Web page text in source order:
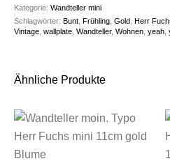
Kategorie:Wandteller mini
Schlagwörter: Bunt Frühling ,Gold Herr
Vintage ,wallplate ,Wandteller,Wohnen ,yeah ,
Ähnliche Produkte